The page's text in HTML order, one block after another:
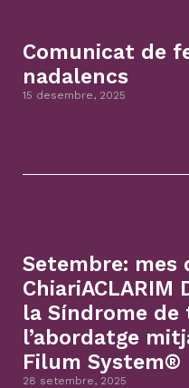
Comunicat de
nadalencs
15 desembre, 2025
Setembre: mes
ChiariACLARIM
la Síndrome de
l’abordatge
Filum System®
28 setembre, 2025